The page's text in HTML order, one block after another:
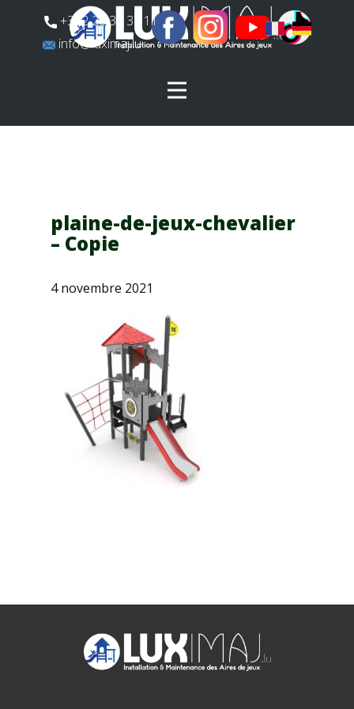
​+352 26 31 37 11
​info@luximaj.lu
plaine-de-jeux-chevalier
– Copie
4 novembre 2021